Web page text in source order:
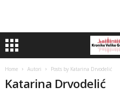
Home Autori Posts by Katarina Drvodelić
Katarina Drvodelić